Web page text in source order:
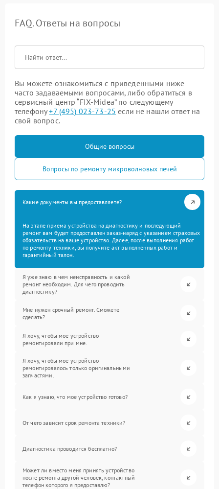
FAQ. Ответы на вопросы
Вы можете ознакомиться с приведенными ниже
часто задаваемыми вопросами, либо обратиться в
сервисный центр “FIX-Midea” по следующему
телефону+7 (495) 023-73-25 если не нашли ответ на
свой вопрос.
Общие вопросы
Вопросы по ремонту микроволновых печей
Какие документы вы предоставляете?
На этапе приема устройства на диагностику и последующий
ремонт вам будет предоставлен заказ-наряд с указанием страховых
обязательств на ваше устройство. Далее, после выполнения работ
по ремонту техники, вы получите акт выполненных работ и
гарантийный талон.
Я уже знаю в чем неисправность и какой
ремонт необходим. Для чего проводить
диагностику?
Мне нужен срочный ремонт. Сможете
сделать?
Я хочу, чтобы мое устройство
ремонтировали при мне.
Я хочу, чтобы мое устройство
ремонтировалось только оригинальными
запчастями.
Как я узнаю, что мое устройство готово?
От чего зависит срок ремонта техники?
Диагностика проводится бесплатно?
Может ли вместо меня принять устройство
после ремонта другой человек, контактный
телефон которого я предоставлю?